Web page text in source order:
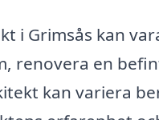
i Grimsås kan
renovera en
kan variera